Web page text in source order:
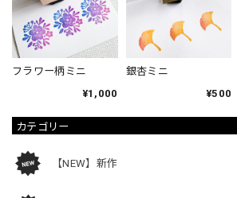
カテゴリー
【NEW】新作
フラワー柄ミニ
¥1,000
銀杏ミニ
¥500